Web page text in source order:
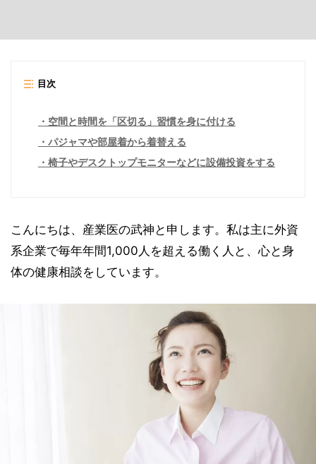
目次
空間と時間を「区切る」習慣を身に付ける
パジャマや部屋着から着替える
椅子やデスクトップモニターなどに設備投資をする
こんにちは、産業医の武神と申します。私は主に外資
系企業で毎年年間1,000人を超える働く人と、心と身
体の健康相談をしています。